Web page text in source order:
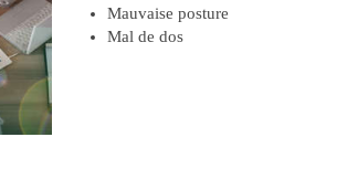
Mauvaise posture
Mal de dos